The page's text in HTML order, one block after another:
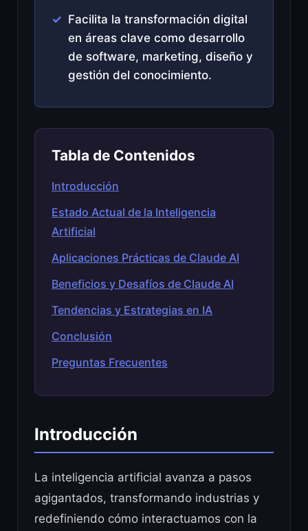
Facilita la transformación digital
en áreas clave como desarrollo
de software, marketing, diseño y
gestión del conocimiento.
Tabla de Contenidos
Introducción
Estado Actual de la Inteligencia
Artificial
Aplicaciones Prácticas de Claude AI
Beneficios y Desafíos de Claude AI
Tendencias y Estrategias en IA
Conclusión
Preguntas Frecuentes
Introducción
La inteligencia artificial avanza a pasos
agigantados, transformando industrias y
redefiniendo cómo interactuamos con la